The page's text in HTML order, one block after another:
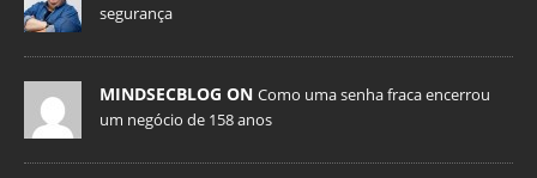
segurança
MINDSECBLOG ON Como uma senha fraca encerrou
um negócio de 158 anos